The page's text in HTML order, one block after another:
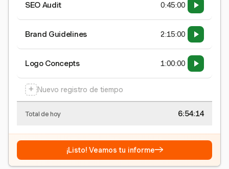
SEO Audit 0:45:00
Brand Guidelines 2:15:00
Logo Concepts 1:00:00
+ Nuevo registro de tiempo
Total de hoy 6:54:15
¡Listo! Veamos tu informe→